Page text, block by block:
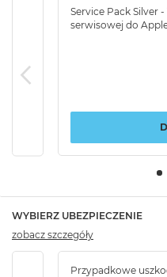
Service Pack Silver
serwisowej do
WYBIERZ UBEZPIECZENIE
Przypadkowe
zobacz szczegóły